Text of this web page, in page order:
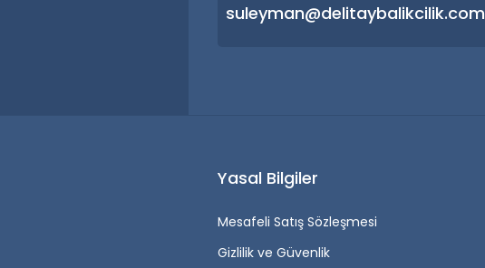
suleyman@delitaybalikcilik.com
Yasal Bilgiler
Mesafeli Satış Sözleşmesi
Gizlilik ve Güvenlik